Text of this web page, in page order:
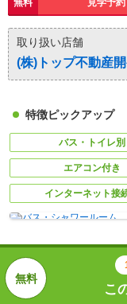
取り扱い店舗
(株)トップ不動産
特徴ピックアップ
バス・トイレ別
エアコン付き
インターネット接
こ